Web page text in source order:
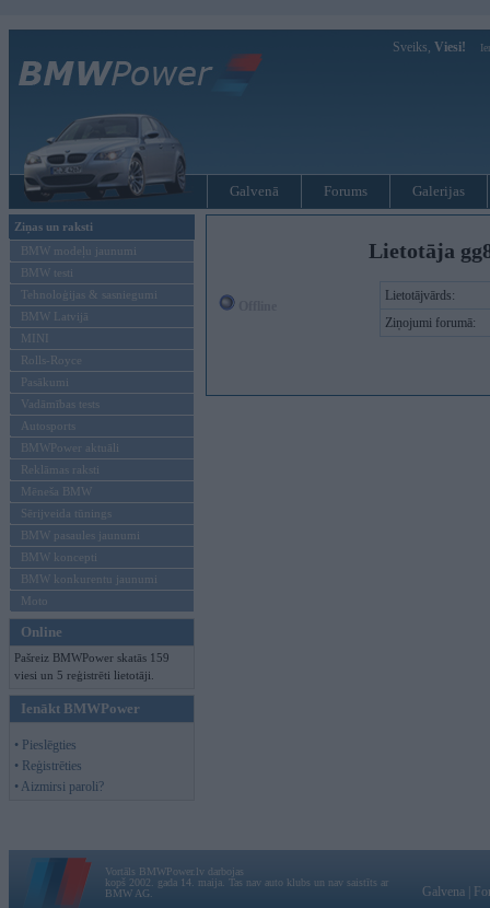
Sveiks, Viesi!
Galvenā Forums Galerijas
Ziņas un raksti
BMW modeļu jaunumi
BMW testi
Tehnoloģijas & sasniegumi
BMW Latvijā
MINI
Rolls-Royce
Pasākumi
Vadāmības tests
Autosports
BMWPower aktuāli
Reklāmas raksti
Mēneša BMW
Sērijveida tūnings
BMW pasaules jaunumi
BMW koncepti
BMW konkurentu jaunumi
Moto
Online
Pašreiz BMWPower skatās 159
viesi un 5 reģistrēti lietotāji.
Ienākt BMWPower
• Pieslēgties
• Reģistrēties
• Aizmirsi paroli?
Lietotāja
Lietotājvārds:
Ziņojumi forumā:
Vortāls BMWPower.lv darbojas
kopš 2002. gada 14. maija. Tas nav auto klubs un nav saistīts ar
BMW AG.
Galvena